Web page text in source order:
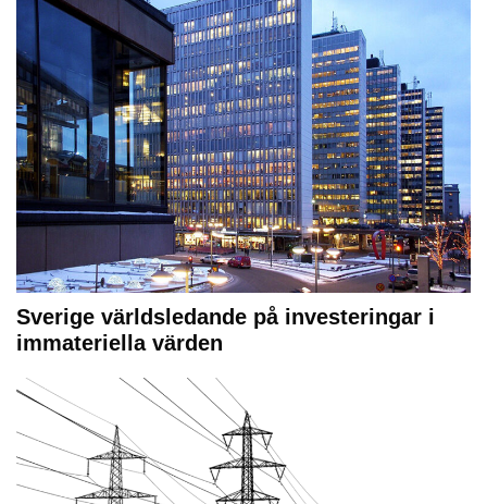
Sverige världsledande på investeringar i
immateriella värden